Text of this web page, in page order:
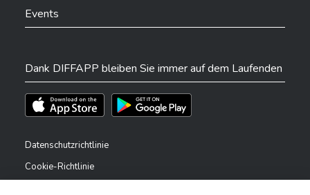
Events
Dank DIFFAPP bleiben Sie immer auf dem Laufenden
Téléchargez l'app sur l'App StoreTéléchargez l'app sur Play Store
Datenschutzrichtlinie
Cookie-Richtlinie